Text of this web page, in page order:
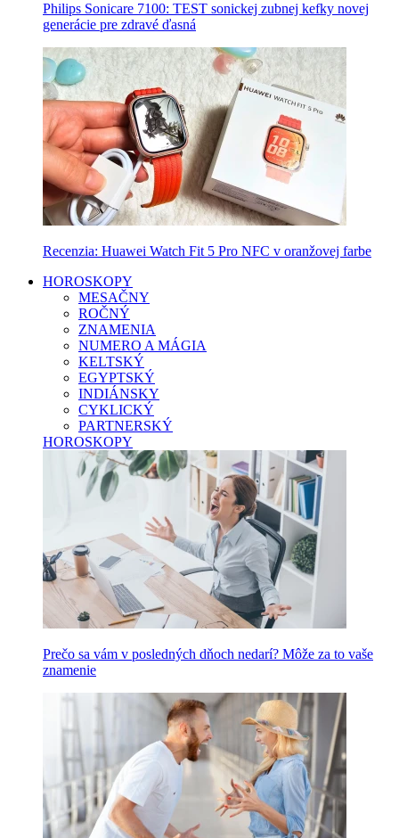
Philips Sonicare 7100: TEST sonickej zubnej kefky novej
generácie pre zdravé ďasná
Recenzia: Huawei Watch Fit 5 Pro NFC v oranžovej farbe
HOROSKOPY
MESAČNY
ROČNÝ
ZNAMENIA
NUMERO A MÁGIA
KELTSKÝ
EGYPTSKÝ
INDIÁNSKY
CYKLICKÝ
PARTNERSKÝ
HOROSKOPY
Prečo sa vám v posledných dňoch nedarí? Môže za to vaše
znamenie